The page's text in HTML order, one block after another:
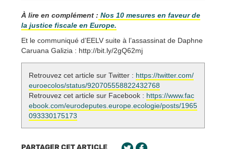
À lire en complément : Nos 10 mesures en faveur de
la justice fiscale en Europe.
Et le communiqué d’EELV suite à l’assassinat de Daphne
Caruana Galizia : http://bit.ly/2gQ62mj
Retrouvez cet article sur Twitter : https://twitter.com/
euroecolos/status/920705558822432768
Retrouvez cet article sur Facebook : https://www.fac
ebook.com/eurodeputes.europe.ecologie/posts/1965
093330175173
PARTAGER CET ARTICLE